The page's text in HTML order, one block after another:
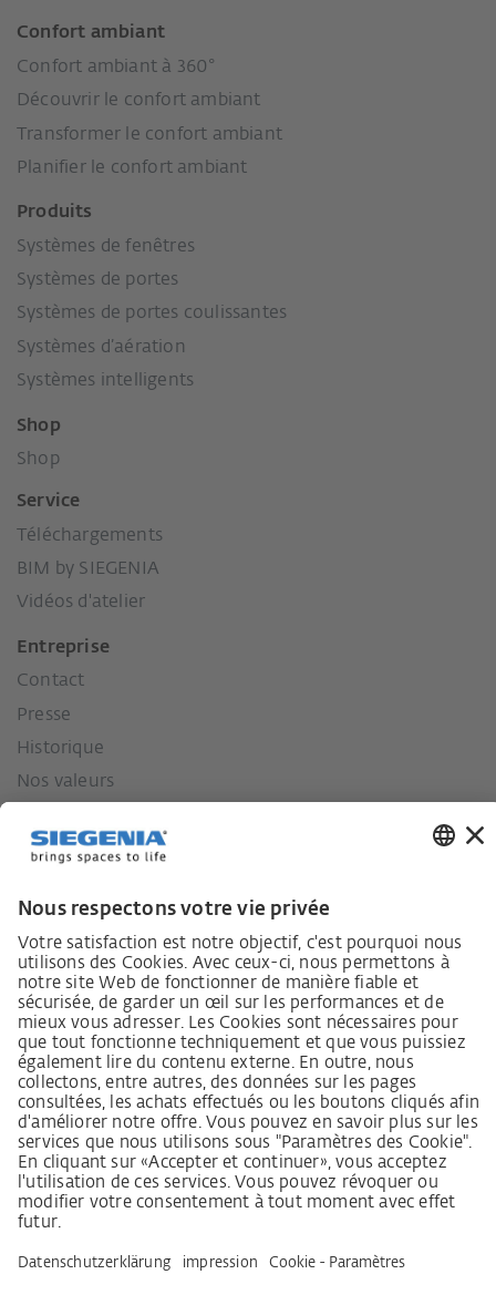
Confort ambiant
Confort ambiant à 360°
Découvrir le confort ambiant
Transformer le confort ambiant
Planifier le confort ambiant
Produits
Systèmes de fenêtres
Systèmes de portes
Systèmes de portes coulissantes
Systèmes d’aération
Systèmes intelligents
Shop
Shop
Service
Téléchargements
BIM by SIEGENIA
Vidéos d'atelier
Entreprise
Contact
Presse
Historique
Nos valeurs
Lieferkettensorgfaltspflichtengesetz
Lieferantenkodex
Grundsatzerklärung Menschenrechtsstrategie
Beschwerdeverfahren
Mentions légales
CGV
Informations sur l’accessibilité